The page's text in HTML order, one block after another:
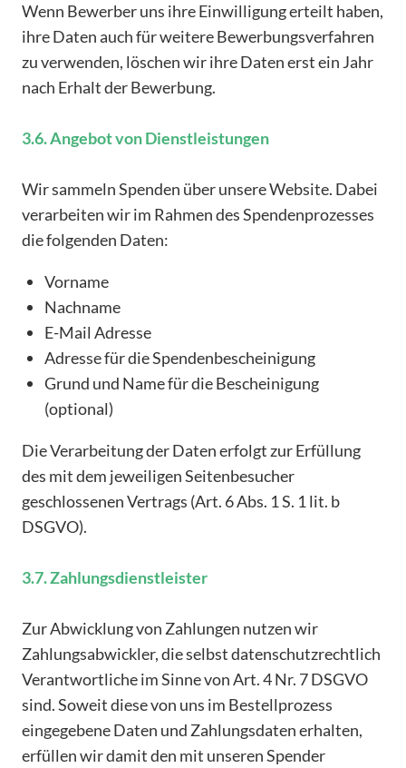
Wenn Bewerber uns ihre Einwilligung erteilt haben,
ihre Daten auch für weitere Bewerbungsverfahren
zu verwenden, löschen wir ihre Daten erst ein Jahr
nach Erhalt der Bewerbung.
3.6. Angebot von Dienstleistungen
Wir sammeln Spenden über unsere Website. Dabei
verarbeiten wir im Rahmen des Spendenprozesses
die folgenden Daten:
Vorname
Nachname
E-Mail Adresse
Adresse für die Spendenbescheinigung
Grund und Name für die Bescheinigung
(optional)
Die Verarbeitung der Daten erfolgt zur Erfüllung
des mit dem jeweiligen Seitenbesucher
geschlossenen Vertrags (Art. 6 Abs. 1 S. 1 lit. b
DSGVO).
3.7. Zahlungsdienstleister
Zur Abwicklung von Zahlungen nutzen wir
Zahlungsabwickler, die selbst datenschutzrechtlich
Verantwortliche im Sinne von Art. 4 Nr. 7 DSGVO
sind. Soweit diese von uns im Bestellprozess
eingegebene Daten und Zahlungsdaten erhalten,
erfüllen wir damit den mit unseren Spender